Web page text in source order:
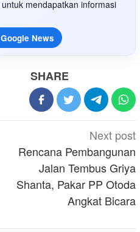
untuk mendapatkan informasi
Google News
SHARE
Next post
Rencana Pembangunan
Jalan Tembus Griya
Shanta, Pakar PP Otoda
Angkat Bicara